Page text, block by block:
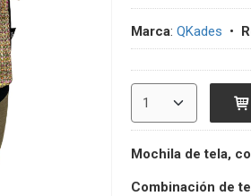
Marca: QKades •
Mochila de tela,
Combinación de